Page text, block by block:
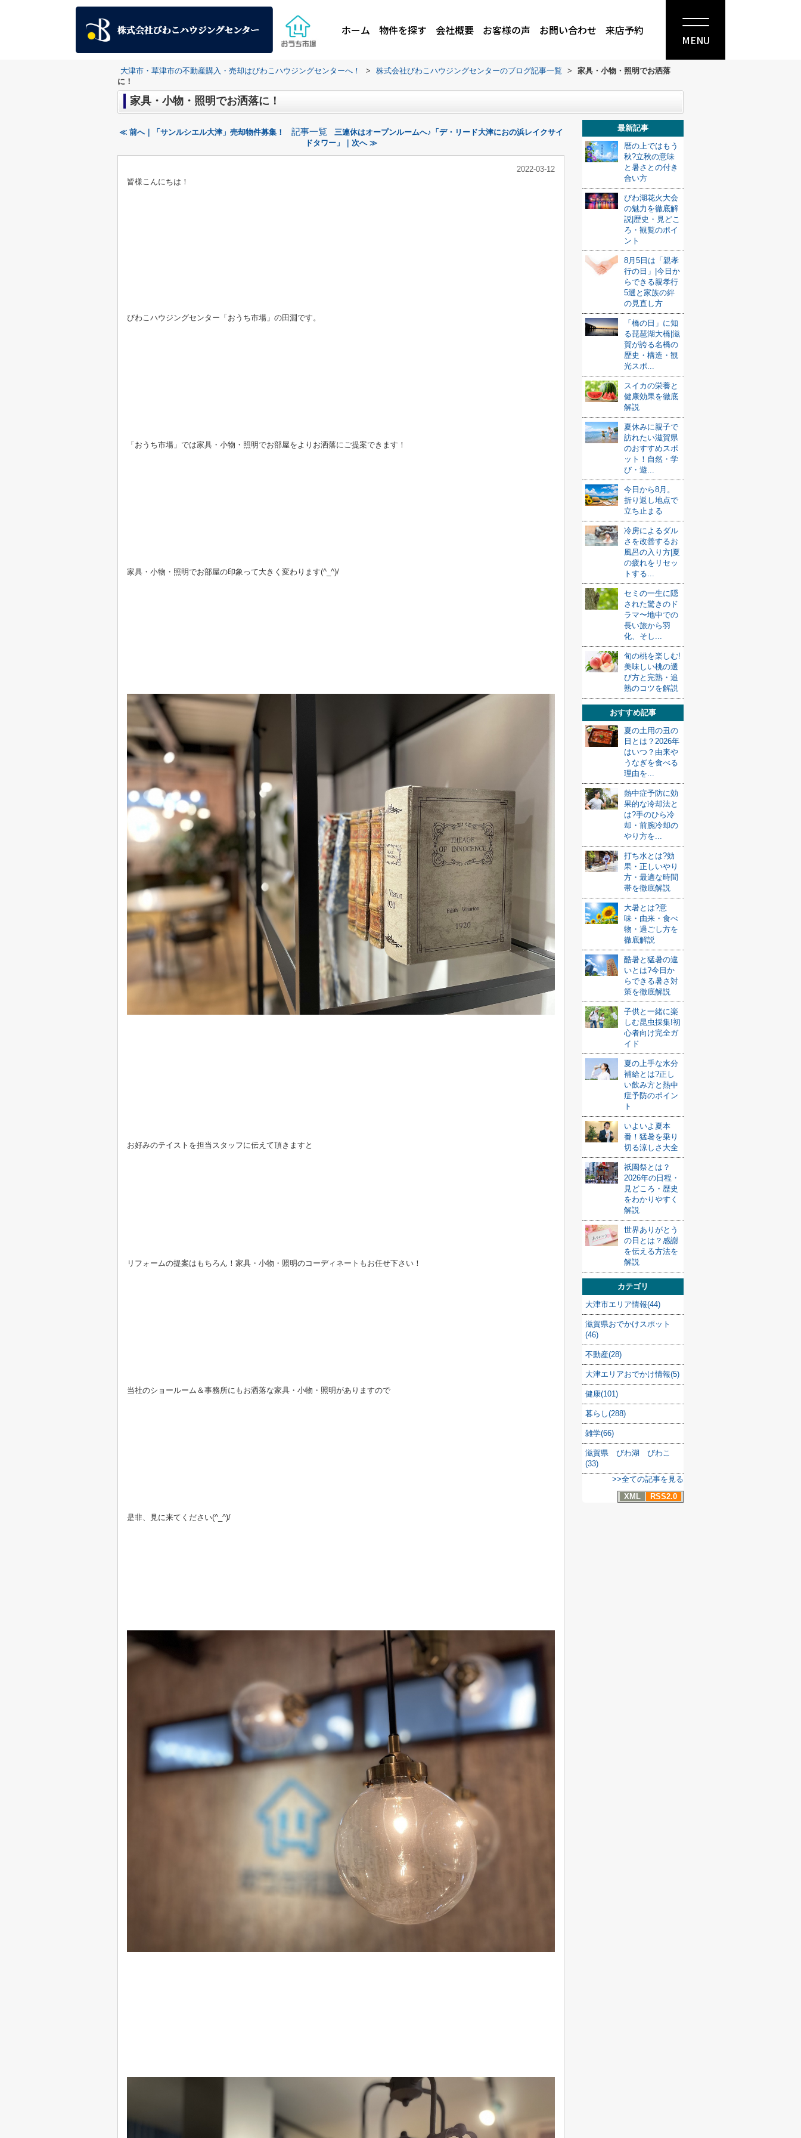
ホーム 物件を探す 会社概要 お客様の声 お問い合わせ 来店予約
MENU
大津市・草津市の不動産購入・売却はびわこハウジングセンターへ！ > 株式会社びわこハウジングセンターのブログ記事一覧 >
家具・小物・照明でお洒落
に！
家具・小物・照明でお洒落に！
≪ 前へ｜「サンルシエル大津」売却物件募集！ 記事一覧
三連休はオープンルームへ♪「デ・リード大津におの浜レイクサイ
ドタワー」｜次へ ≫
2022-03-12
皆様こんにちは！
びわこハウジングセンター「おうち市場」の田淵です。
「おうち市場」では家具・小物・照明でお部屋をよりお洒落にご提案できます！
家具・小物・照明でお部屋の印象って大きく変わります(^_^)/
お好みのテイストを担当スタッフに伝えて頂きますと
リフォームの提案はもちろん！家具・小物・照明のコーディネートもお任せ下さい！
当社のショールーム＆事務所にもお洒落な家具・小物・照明がありますので
是非、見に来てください(^_^)/
最新記事
暦の上ではもう
秋?立秋の意味
と暑さとの付き
合い方
びわ湖花火大会
の魅力を徹底解
説|歴史・見どこ
ろ・観覧のポイ
ント
8月5日は「親孝
行の日」|今日か
らできる親孝行
5選と家族の絆
の見直し方
「橋の日」に知
る琵琶湖大橋|滋
賀が誇る名橋の
歴史・構造・観
光スポ...
スイカの栄養と
健康効果を徹底
解説
夏休みに親子で
訪れたい滋賀県
のおすすめスポ
ット！自然・学
び・遊...
今日から8月。
折り返し地点で
立ち止まる
冷房によるダル
さを改善するお
風呂の入り方|夏
の疲れをリセッ
トする...
セミの一生に隠
された驚きのド
ラマ〜地中での
長い旅から羽
化、そし...
旬の桃を楽しむ!
美味しい桃の選
び方と完熟・追
熟のコツを解説
おすすめ記事
夏の土用の丑の
日とは？2026年
はいつ？由来や
うなぎを食べる
理由を...
熱中症予防に効
果的な冷却法と
は?手のひら冷
却・前腕冷却の
やり方を...
打ち水とは?効
果・正しいやり
方・最適な時間
帯を徹底解説
大暑とは?意
味・由来・食べ
物・過ごし方を
徹底解説
酷暑と猛暑の違
いとは?今日か
らできる暑さ対
策を徹底解説
子供と一緒に楽
しむ昆虫採集!初
心者向け完全ガ
イド
夏の上手な水分
補給とは?正し
い飲み方と熱中
症予防のポイン
ト
いよいよ夏本
番！猛暑を乗り
切る涼しさ大全
祇園祭とは？
2026年の日程・
見どころ・歴史
をわかりやすく
解説
世界ありがとう
の日とは？感謝
を伝える方法を
解説
カテゴリ
大津市エリア情報(44)
滋賀県おでかけスポット
(46)
不動産(28)
大津エリアおでかけ情報(5)
健康(101)
暮らし(288)
雑学(66)
滋賀県 びわ湖 びわこ
(33)
>>全ての記事を見る
XML
RSS2.0